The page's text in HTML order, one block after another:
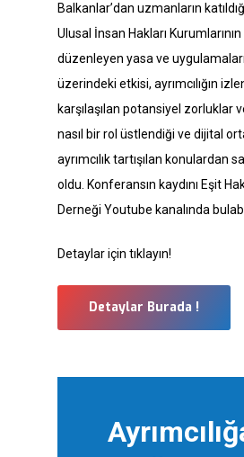
Balkanlar’dan uzmanların
Ulusal İnsan Hakları Kurumlarının
düzenleyen yasa ve
üzerindeki etkisi, ayrımcılığın
karşılaşılan potansiyel zorluklar
nasıl bir rol üstlendiği ve dijital
ayrımcılık tartışılan konulardan
oldu. Konferansın kaydını Eşit
Derneği Youtube kanalında
Detaylar için tıklayın!
Detaylar Burada !